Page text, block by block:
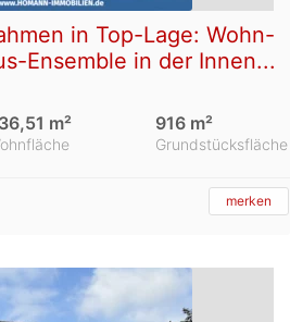
in Top-Lage: Wohn-
Ensemble in der Innen...
m²
Grundstücksfläche
916 m²
merken